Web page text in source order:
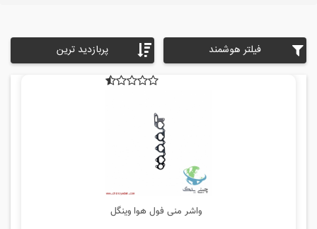
فیلتر هوشمند پربازدید ترین
واشر منی فول هوا وینگل